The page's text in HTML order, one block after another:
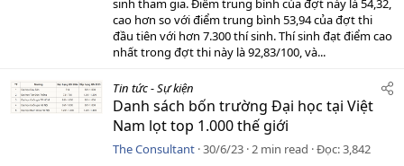
cao hơn so với điểm trung bình 53,94 của đợt thi
đầu tiên với hơn 7.300 thí sinh. Thí sinh đạt điểm cao
nhất trong đợt thi này là 92,83/100, và...
Tin tức - Sự kiện
Danh sách bốn trường Đại học tại Việt
Nam lọt top 1.000 thế giới
The Consultant 30/6/23 2 min read Đọc 3,842